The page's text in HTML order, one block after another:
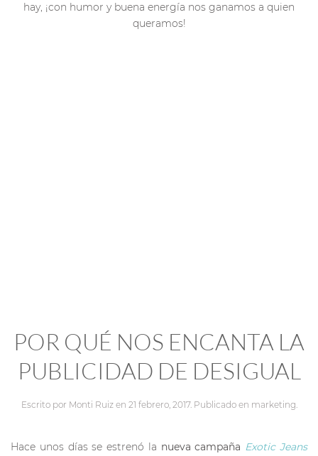
hay, ¡con humor y buena energía nos ganamos a quien
queramos!
POR QUÉ NOS ENCANTA LA
PUBLICIDAD DE DESIGUAL
Escrito por Monti Ruizen 21 febrero, 2017. Publicado en marketing.
Hace unos días se estrenó la nueva campaña Exotic Jeans